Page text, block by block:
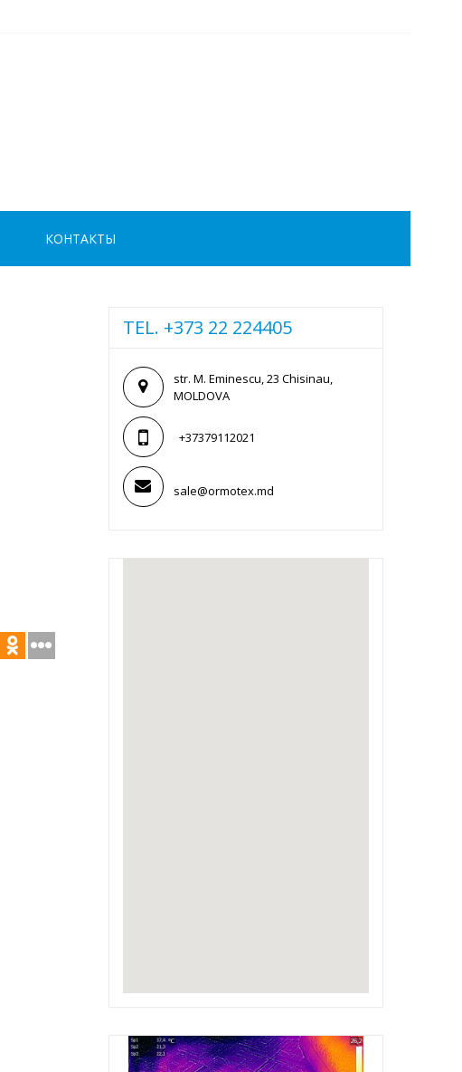
КОНТАКТЫ
TEL. +373 22 224405
str. M. Eminescu, 23 Chisinau,
MOLDOVA
+37379112021
sale@ormotex.md